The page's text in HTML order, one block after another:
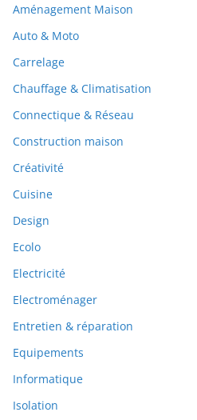
Aménagement Maison
Auto & Moto
Carrelage
Chauffage & Climatisation
Connectique & Réseau
Construction maison
Créativité
Cuisine
Design
Ecolo
Electricité
Electroménager
Entretien & réparation
Equipements
Informatique
Isolation